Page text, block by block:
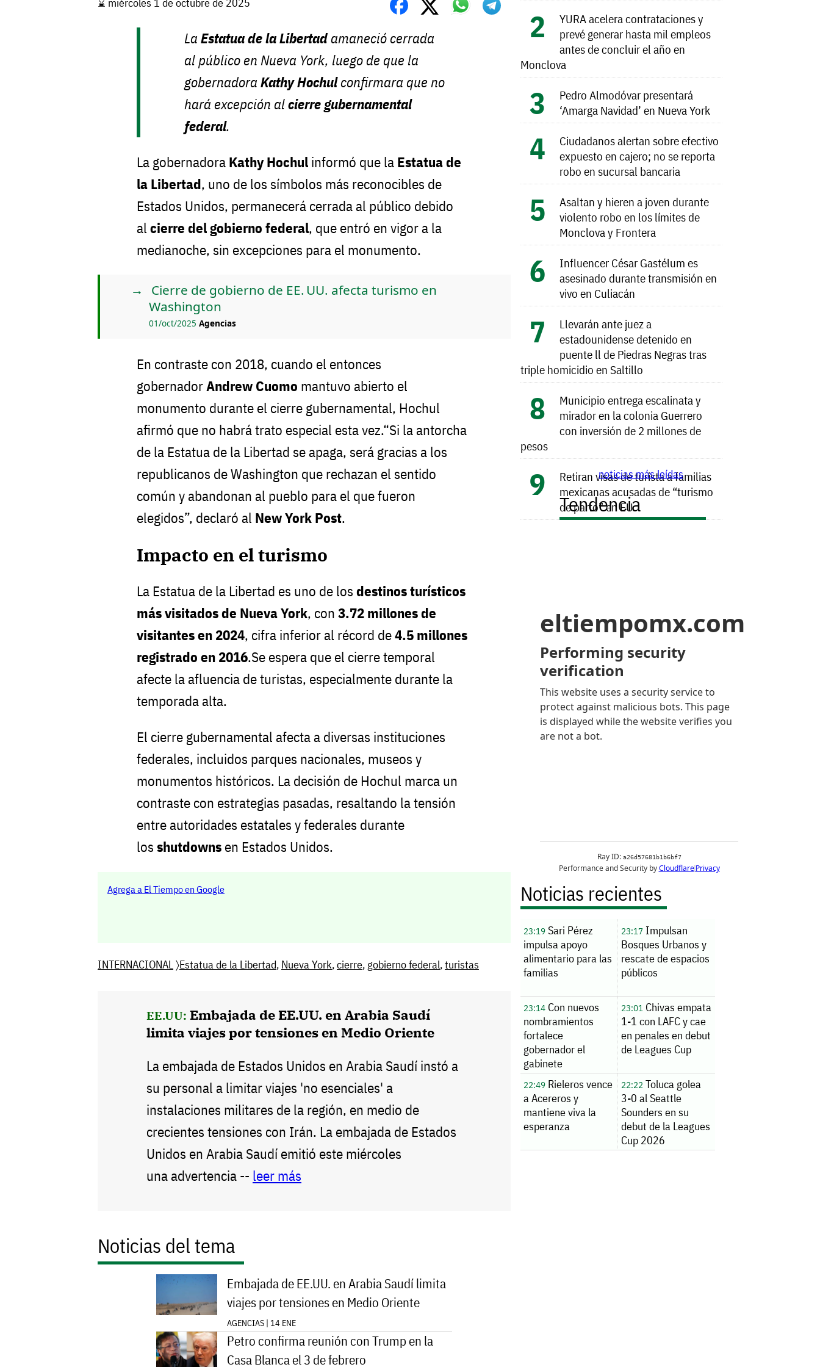
LaEstatua de la Libertad amaneció cerrada
al público en Nueva York, luego de que la
gobernadoraKathy Hochulconfirmara que no
hará excepción alcierre gubernamental
federal.
La gobernadora Kathy Hochul informó que la Estatua de
la Libertad, uno de los símbolos más reconocibles de
Estados Unidos, permanecerá cerrada al público debido
al cierre del gobierno federal, que entró en vigor a la
medianoche, sin excepciones para el monumento.
Cierre de gobierno de EE. UU. afecta turismo en
Washington
01/oct/2025 Agencias
En contraste con 2018, cuando el entonces
gobernadorAndrew Cuomo mantuvo abierto el
monumento durante el cierre gubernamental, Hochul
afirmó que no habrá trato especial esta vez.“Si la antorcha
de la Estatua de la Libertad se apaga, será gracias a los
republicanos de Washington que rechazan el sentido
común y abandonan al pueblo para el que fueron
elegidos”, declaró al New York Post.
Impacto en el turismo
La Estatua de la Libertad es uno de los destinos turísticos
más visitados de Nueva York, con 3.72 millones de
visitantes en 2024, cifra inferior al récord de4.5 millones
registrado en 2016.Se espera que el cierre temporal
afecte la afluencia de turistas, especialmente durante la
temporada alta.
El cierre gubernamental afecta a diversas instituciones
federales, incluidos parques nacionales, museos y
monumentos históricos. La decisión de Hochul marca un
contraste con estrategias pasadas, resaltando la tensión
entre autoridades estatales y federales durante
los shutdowns en Estados Unidos.
Agrega a El Tiempo en Google
INTERNACIONAL〉Estatua de la Libertad, Nueva York,cierre, gobierno federal,turistas
EE.UU: Embajada de EE.UU. en Arabia Saudí
limita viajes por tensiones en Medio Oriente
La embajada de Estados Unidos en Arabia Saudí instó a
su personal a limitar viajes 'no esenciales' a
instalaciones militares de la región, en medio de
crecientes tensiones con Irán. La embajada de Estados
Unidos en Arabia Saudí emitió este miércoles
una advertencia -- leer más
Noticias del tema
Embajada de EE.UU. en Arabia Saudí limita
viajes por tensiones en Medio Oriente
AGENCIAS | 14 ENE
Petro confirma reunión con Trump en la
Casa Blanca el 3 de febrero
YURA acelera contrataciones y
prevé generar hasta mil empleos
antes de concluir el año en
Monclova
Pedro Almodóvar presentará
‘Amarga Navidad’ en Nueva York
Ciudadanos alertan sobre efectivo
expuesto en cajero; no se reporta
robo en sucursal bancaria
Asaltan y hieren a joven durante
violento robo en los límites de
Monclova y Frontera
Influencer César Gastélum es
asesinado durante transmisión en
vivo en Culiacán
Llevarán ante juez a
estadounidense detenido en
puente ll de Piedras Negras tras
triple homicidio en Saltillo
Municipio entrega escalinata y
mirador en la colonia Guerrero
con inversión de 2 millones de
pesos
Retiran visas de turista a familias
mexicanas acusadas de “turismo
de parto” en EU
noticias más leídas
Tendencia
Noticias recientes
23:19 Sari Pérez
impulsa apoyo
alimentario para las
familias
23:17Impulsan
Bosques Urbanos y
rescate de espacios
públicos
23:14 Con nuevos
nombramientos
fortalece
gobernador el
gabinete
23:01Chivas empata
1-1 con LAFC y cae
en penales en debut
de Leagues Cup
22:49 Rieleros vence
a Acereros y
mantiene viva la
esperanza
22:22Toluca golea
3-0 al Seattle
Sounders en su
debut de la Leagues
Cup 2026